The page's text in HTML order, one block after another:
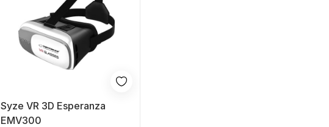
Syze VR 3D Esperanza
EMV300